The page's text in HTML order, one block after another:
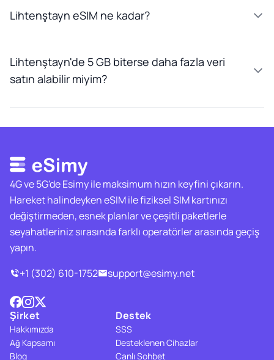
Lihtenştayn eSIM ne kadar?
Lihtenştayn'de 5 GB biterse daha fazla veri
satın alabilir miyim?
4G ve 5G'de Esimy ile maksimum hızın keyfini çıkarın.
Hareket halindeyken eSIM ile fiziksel SIM kartınızı
değiştirmeden, esnek planlar ve çeşitli paketlerle
seyahatleriniz sırasında farklı operatörler arasında geçiş
yapın.
+1 (302) 610-1752
support@esimy.net
Şirket
Hakkımızda
Ağ Kapsamı
Blog
Destek
SSS
Desteklenen Cihazlar
Canlı Sohbet